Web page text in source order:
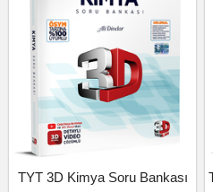
TYT 3D Kimya Soru Bankası